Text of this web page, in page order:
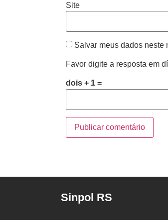
Site
Salvar meus dados neste
Favor digite a resposta em
dois + 1 =
Sinpol RS